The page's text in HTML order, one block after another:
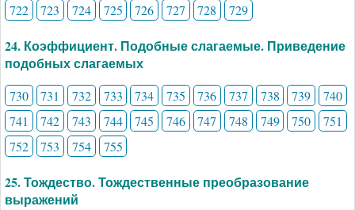
722
723 724 725 726 727 728 729
24. Коэффициент. Подобные слагаемые. Приведение
подобных слагаемых
730 731 732 733 734 735 736 737 738 739
740
741
742 743 744 745 746 747 748 749 750
751
752
753 754 755
25. Тождество. Тождественные преобразование
выражений